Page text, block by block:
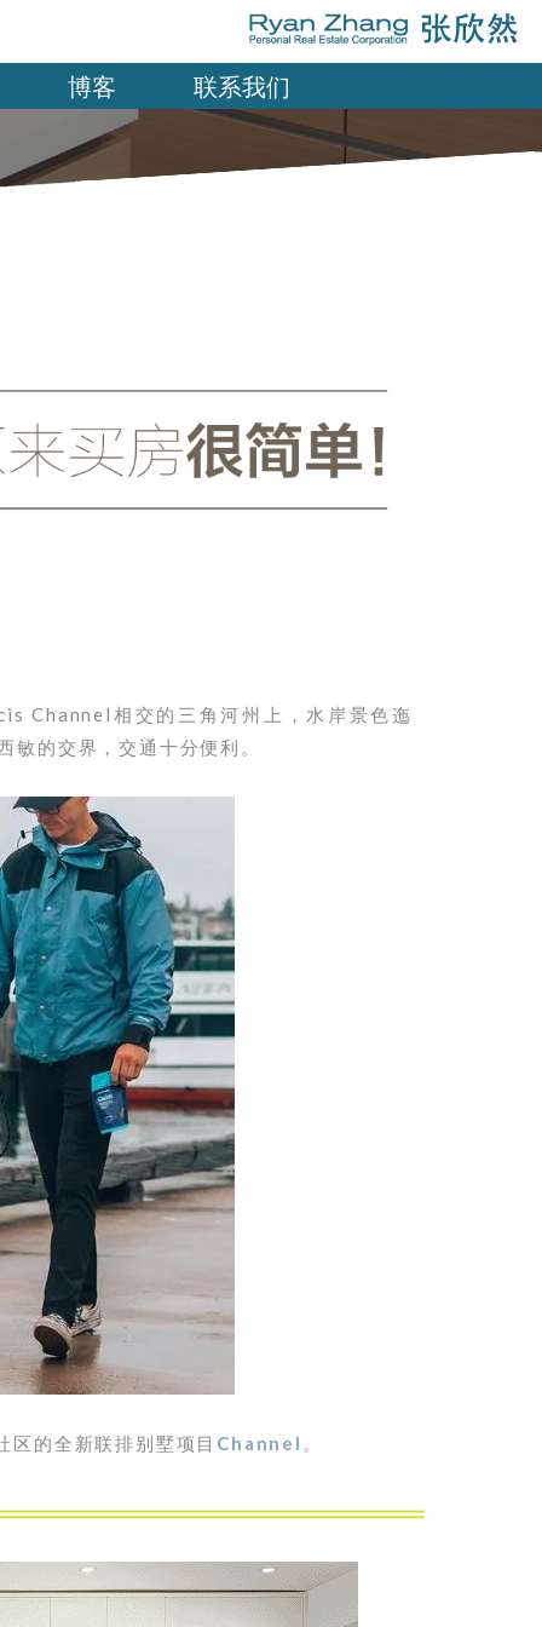
博客 联系我们
Channel相交的三角河州上，水岸景色迤
敏的交界，交通十分便利。
的全新联排别墅项目 Channel